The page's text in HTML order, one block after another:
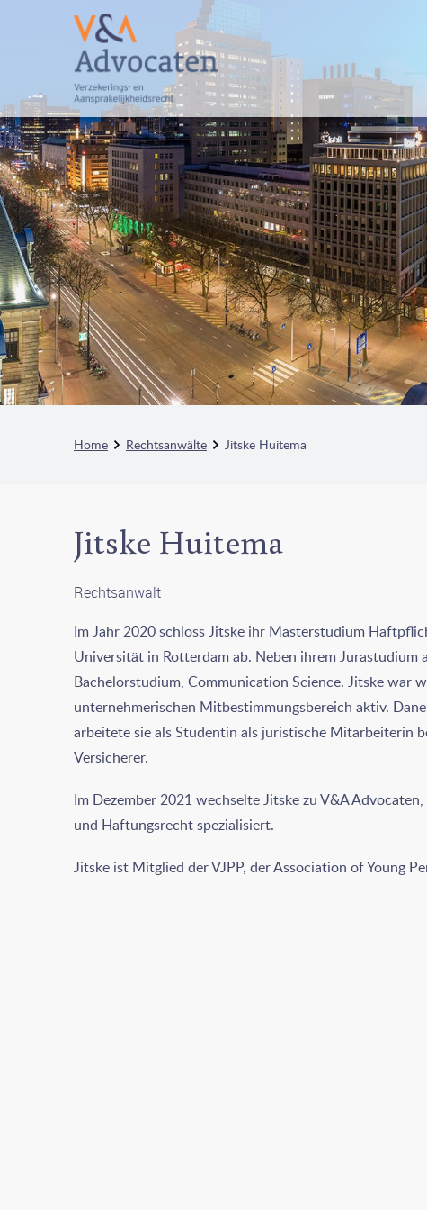
Home Rechtsanwälte Jitske Huitema
Jitske Huitema
Rechtsanwalt
Im Jahr 2020 schloss Jitske ihr Masterstudium
Universität in Rotterdam ab. Neben ihrem Jurastudium
Bachelorstudium, Communication Science. Jitske war
unternehmerischen Mitbestimmungsbereich aktiv.
arbeitete sie als Studentin als juristische Mitarbeiterin
Versicherer.
Im Dezember 2021 wechselte Jitske zu V&A
und Haftungsrecht spezialisiert.
Jitske ist Mitglied der VJPP, der Association of Young